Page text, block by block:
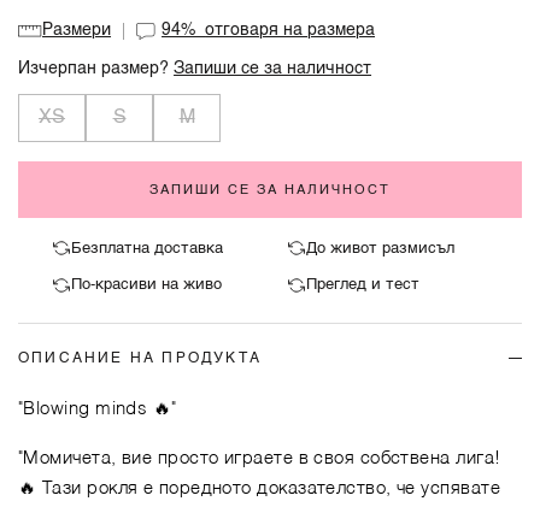
Размери 94%отговаря на размера
Изчерпан размер?Запиши се за наличност
XS S M
ЗАПИШИ СЕ ЗА НАЛИЧНОСТ
Безплатна доставка До живот размисъл
По-красиви на живо Преглед и тест
ОПИСАНИЕ НА ПРОДУКТА
"Blowing minds 🔥"
"Момичета, вие просто играете в своя собствена лига!
🔥 Тази рокля е поредното доказателство, че успявате